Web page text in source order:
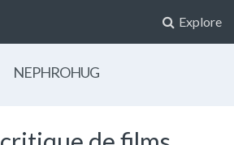
Explore
NEPHROHUG